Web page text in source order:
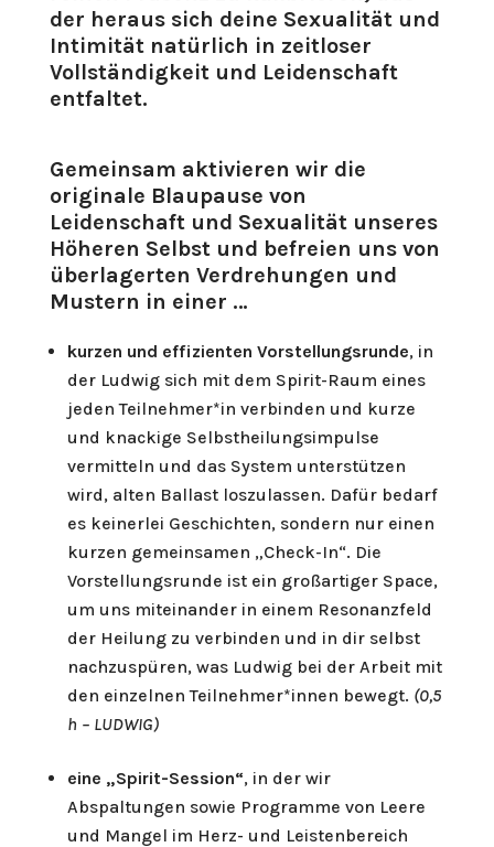
der heraus sich deine Sexualität und
Intimität natürlich in zeitloser
Vollständigkeit und Leidenschaft
entfaltet.
Gemeinsam aktivieren wir die
originale Blaupause von
Leidenschaft und Sexualität unseres
Höheren Selbst und befreien uns von
überlagerten Verdrehungen und
Mustern in einer …
kurzen und effizienten Vorstellungsrunde, in
der Ludwig sich mit dem Spirit-Raum eines
jeden Teilnehmer*in verbinden und kurze
und knackige Selbstheilungsimpulse
vermitteln und das System unterstützen
wird, alten Ballast loszulassen. Dafür bedarf
es keinerlei Geschichten, sondern nur einen
kurzen gemeinsamen „Check-In“. Die
Vorstellungsrunde ist ein großartiger Space,
um uns miteinander in einem Resonanzfeld
der Heilung zu verbinden und in dir selbst
nachzuspüren, was Ludwig bei der Arbeit mit
den einzelnen Teilnehmer*innen bewegt. (0,5
h – LUDWIG)
eine „Spirit-Session“, in der wir
Abspaltungen sowie Programme von Leere
und Mangel im Herz- und Leistenbereich